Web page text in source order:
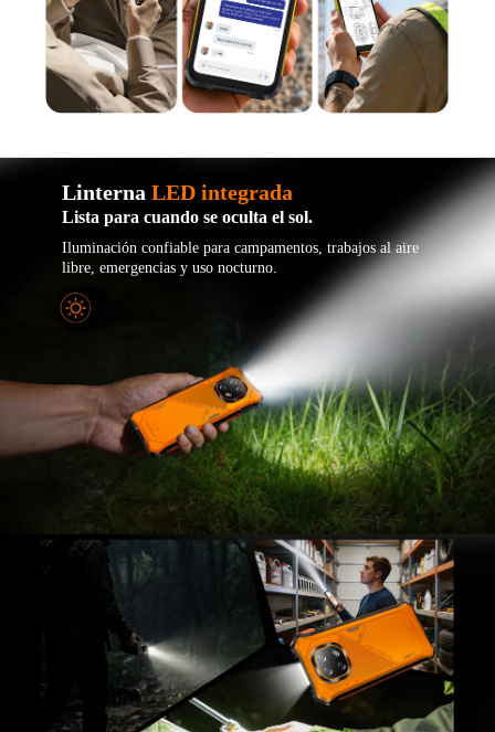
Linterna LED integrada
Lista para cuando se oculta el sol.
Iluminación confiable para campamentos, trabajos al aire
libre, emergencias y uso nocturno.